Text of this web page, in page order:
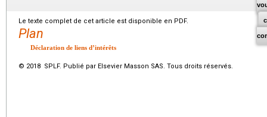
Le texte complet de cet article est disponible en PDF.
Plan
Déclaration de liens d’intérêts
© 2018 SPLF. Publié par Elsevier Masson SAS. Tous droits réservés.